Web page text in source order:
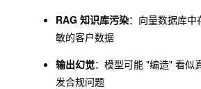
RAG 知识库污染：向量数据库
敏的客户数据
输出幻觉：模型可能 "编造" 看似
发合规问题